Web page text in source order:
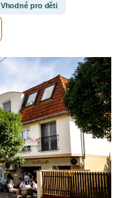
Vhodné pro děti